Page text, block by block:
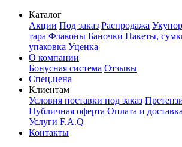
Каталог
Акции Под заказ Распродажа
тара Флаконы Баночки Пакеты,
упаковка Уценка
О компании
Бонусная система Отзывы
Спец.цена
Клиентам
Условия поставки под заказ
Публичная оферта Оплата и доставка
Услуги F.A.Q
Контакты